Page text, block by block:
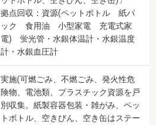
拠点回収：資源(ペットボトル 紙パ
ック 食用油 小型家電 充電式家
電) 蛍光管・水銀体温計・水銀温度
計・水銀血圧計
実施(可燃ごみ、不燃ごみ、発火性危
険物、電池類、プラスチック資源を戸
別収集。紙製容器包装・雑がみ、ペッ
トボトル、空きびん、空き缶はステー